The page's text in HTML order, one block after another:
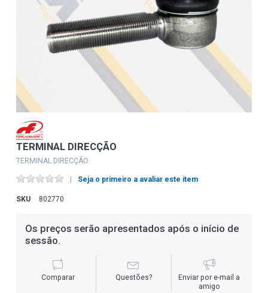
TERMINAL DIRECÇÃO
TERMINAL DIRECÇÃO
Seja o primeiro a avaliar este item
SKU 802770
Os preços serão apresentados após o início de
sessão.
Comparar Questões?
Enviar por e-mail a
amigo